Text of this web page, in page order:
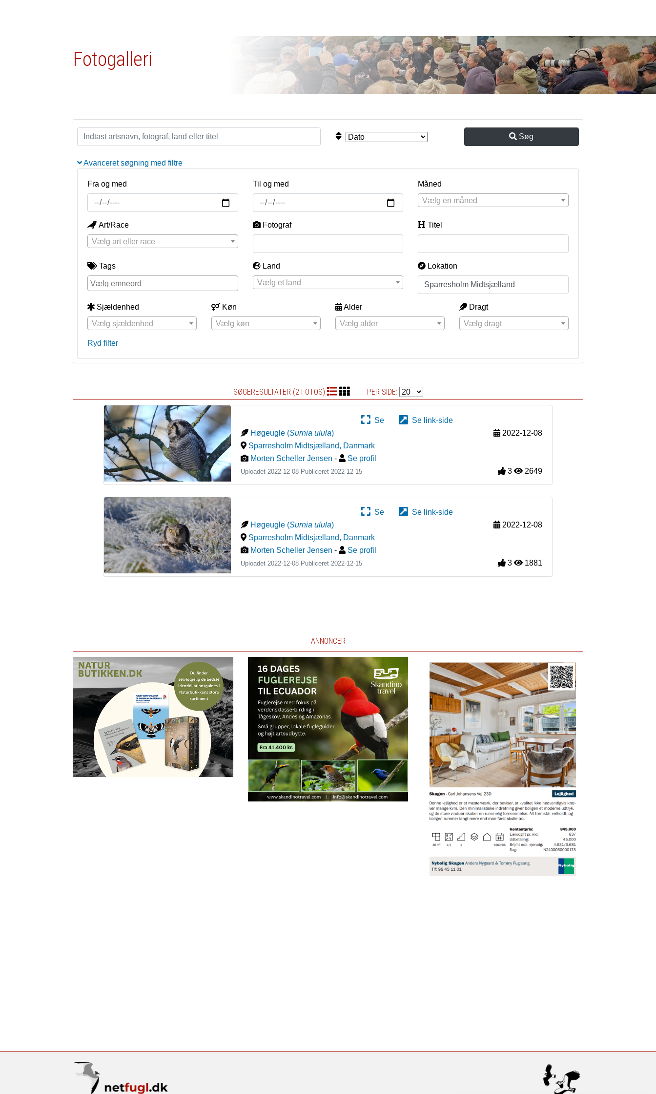
Fotogalleri
Søg
Avanceret søgning med filtre
Fra og med Til og med
Måned
Vælg en måned
Art/Race
Vælg art eller race
Fotograf Titel
Tags
Land
Vælg et land
Lokation
Sjældenhed
Vælg sjældenhed
Køn
Vælg køn
Alder
Vælg alder
Dragt
Vælg dragt
Ryd filter
SØGERESULTATER (2 FOTOS) PER SIDE:
Se
Se link-side
Høgeugle (Surnia ulula)
2022-12-08
Sparresholm Midtsjælland, Danmark
Morten Scheller Jensen - Se profil
Uploadet 2022-12-08 Publiceret2022-12-15 3 2649
Se
Se link-side
Høgeugle (Surnia ulula)
2022-12-08
Sparresholm Midtsjælland, Danmark
Morten Scheller Jensen - Se profil
Uploadet 2022-12-08 Publiceret2022-12-15 3 1881
ANNONCER